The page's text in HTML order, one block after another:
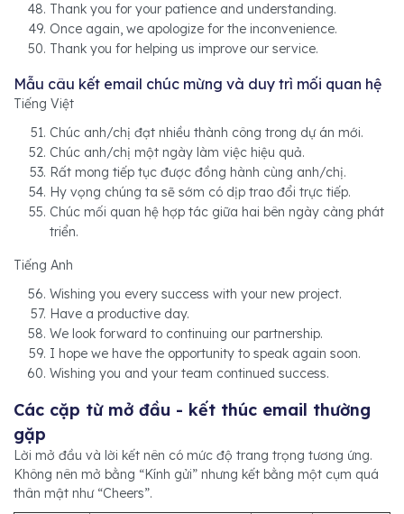
Thank you for your patience and understanding.
Once again, we apologize for the inconvenience.
Thank you for helping us improve our service.
Mẫu câu kết email chúc mừng và duy trì mối quan hệ
Tiếng Việt
Chúc anh/chị đạt nhiều thành công trong dự án mới.
Chúc anh/chị một ngày làm việc hiệu quả.
Rất mong tiếp tục được đồng hành cùng anh/chị.
Hy vọng chúng ta sẽ sớm có dịp trao đổi trực tiếp.
Chúc mối quan hệ hợp tác giữa hai bên ngày càng phát
triển.
Tiếng Anh
Wishing you every success with your new project.
Have a productive day.
We look forward to continuing our partnership.
I hope we have the opportunity to speak again soon.
Wishing you and your team continued success.
Các cặp từ mở đầu - kết thúc email thường
gặp
Lời mở đầu và lời kết nên có mức độ trang trọng tương ứng.
Không nên mở bằng “Kính gửi” nhưng kết bằng một cụm quá
thân mật như “Cheers”.